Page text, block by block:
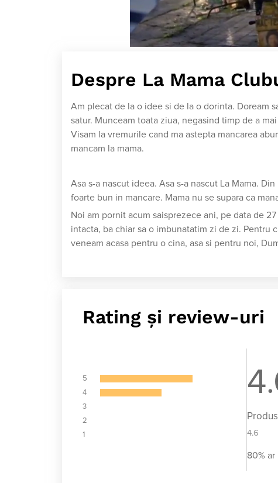
Despre La Mama
Am plecat de la o idee si de la o dorinta. Doream
satur. Munceam toata ziua, negasind timp de a
Visam la vremurile cand ma astepta mancarea
mancam la mama.
Asa s-a nascut ideea. Asa s-a nascut La Mama.
foarte bun in mancare. Mama nu se supara ca
Noi am pornit acum saisprezece ani, pe data de
intacta, ba chiar sa o imbunatatim zi de zi. Pentru
veneam acasa pentru o cina, asa si pentru noi,
Rating și review-uri
5
4
3
2
1
Produs
4.6
80%